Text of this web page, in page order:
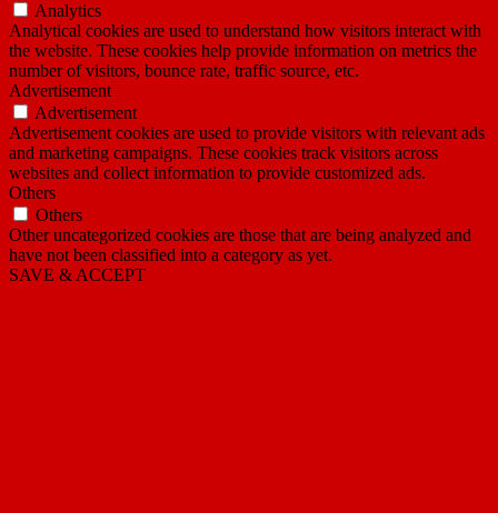
Analytics
Analytical cookies are used to understand how visitors interact with
the website. These cookies help provide information on metrics the
number of visitors, bounce rate, traffic source, etc.
Advertisement
Advertisement
Advertisement cookies are used to provide visitors with relevant ads
and marketing campaigns. These cookies track visitors across
websites and collect information to provide customized ads.
Others
Others
Other uncategorized cookies are those that are being analyzed and
have not been classified into a category as yet.
SAVE & ACCEPT